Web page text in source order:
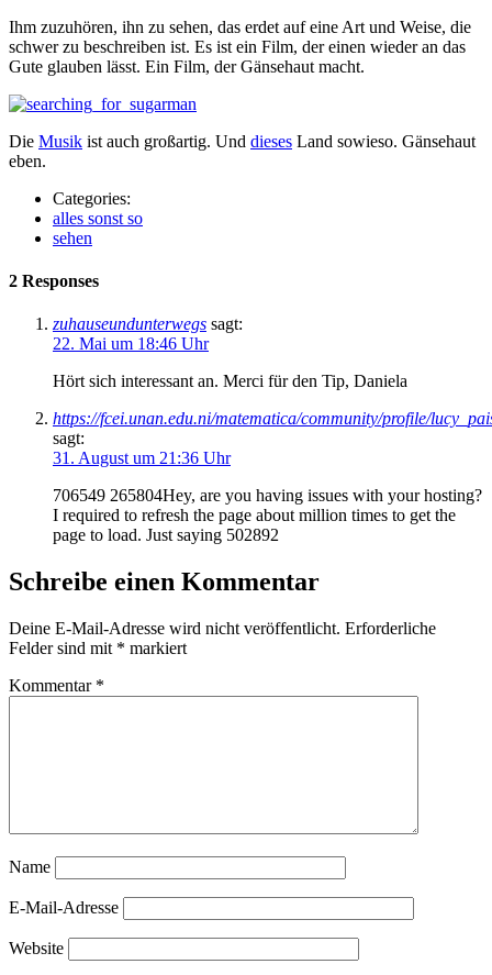
Ihm zuzuhören, ihn zu sehen, das erdet auf eine Art und Weise, die
schwer zu beschreiben ist. Es ist ein Film, der einen wieder an das
Gute glauben lässt. Ein Film, der Gänsehaut macht.
Die Musik ist auch großartig. Und dieses Land sowieso. Gänsehaut
eben.
Categories:
alles sonst so
sehen
2 Responses
zuhauseundunterwegs sagt:
22. Mai um 18:46 Uhr
Hört sich interessant an. Merci für den Tip, Daniela
https://fcei.unan.edu.ni/matematica/community/profile/
sagt:
31. August um 21:36 Uhr
706549 265804Hey, are you having issues with your hosting?
I required to refresh the page about million times to get the
page to load. Just saying 502892
Schreibe einen Kommentar
Deine E-Mail-Adresse wird nicht veröffentlicht. Erforderliche
Felder sind mit * markiert
Kommentar *
Name
E-Mail-Adresse
Website